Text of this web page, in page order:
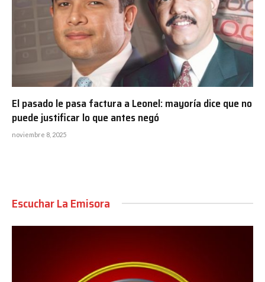
El pasado le pasa factura a Leonel: mayoría dice que no
puede justificar lo que antes negó
noviembre 8, 2025
Escuchar La Emisora